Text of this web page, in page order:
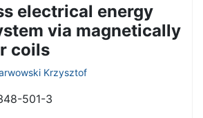
electrical energy
via magnetically
coils
Krzysztof
501-3